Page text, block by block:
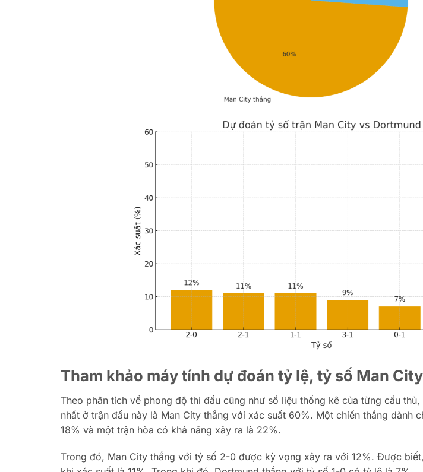
Tham khảo máy tính dự đoán tỷ lệ, tỷ số Man
Theo phân tích về phong độ thi đấu cũng như số liệu thống kê của từng cầu
nhất ở trận đấu này là Man City thắng với xác suất 60%. Một chiến thắng dành
18% và một trận hòa có khả năng xảy ra là 22%.
Trong đó, Man City thắng với tỷ số 2-0 được kỳ vọng xảy ra với 12%. Được